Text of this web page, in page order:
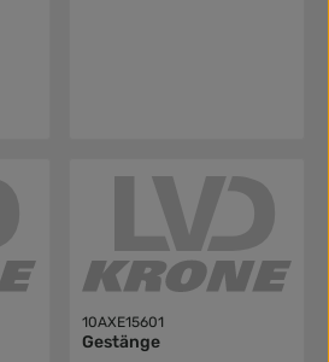
10AXE15601
Gestänge